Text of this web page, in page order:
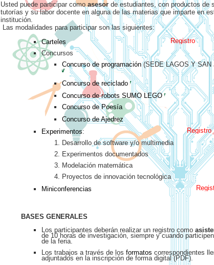
Usted puede participar como asesor de estudiantes, con productos de
tutorías y su labor docente en alguna de las materias que imparte en
institución.
Las modalidades para participar son las siguientes:
Carteles
Registro cerrado
Concursos
Concurso de programación(SEDE LAGOS Y SAN
Fecha límite de registro:11 de
Concurso de reciclado
Fecha
Concurso de robots SUMO LEGO
Concurso de Poesía
Concurso de Ajedrez
Fecha límite de
Experimentos:
Registro cerrado
Desarrollo de software y/o multimedia
Experimentos documentados
Modelación matemática
Proyectos de innovación tecnológica
Miniconferencias
Registro cerrado
BASES GENERALES
Los participantes deberán realizar un registro como
de 10 horas de investigación, siempre y cuando
de la feria.
Los trabajos a través de los formatos correspondientes
adjuntados en la inscripción de forma digital (PDF).